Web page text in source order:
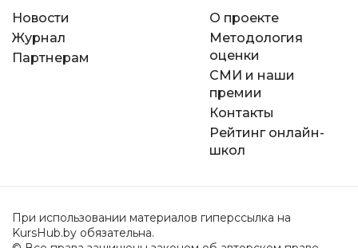
Новости
Журнал
Партнерам
О проекте
Методология
оценки
СМИ и наши
премии
Контакты
Рейтинг онлайн-
школ
При использовании материалов гиперссылка на
KursHub.by обязательна.